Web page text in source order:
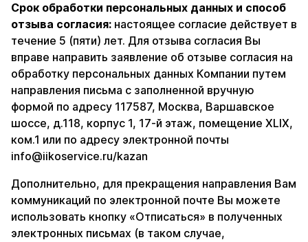
Срок обработки персональных данных и способ
отзыва согласия: настоящее согласие действует в
течение 5 (пяти) лет. Для отзыва согласия Вы
вправе направить заявление об отзыве согласия на
обработку персональных данных Компании путем
направления письма с заполненной вручную
формой по адресу 117587, Москва, Варшавское
шоссе, д.118, корпус 1, 17-й этаж, помещение XLIX,
ком.1 или по адресу электронной почты
info@iikoservice.ru/kazan
Дополнительно, для прекращения направления Вам
коммуникаций по электронной почте Вы можете
использовать кнопку «Отписаться» в полученных
электронных письмах (в таком случае,